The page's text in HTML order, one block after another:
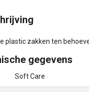
plastic zakken ten
gegevens
Soft Care